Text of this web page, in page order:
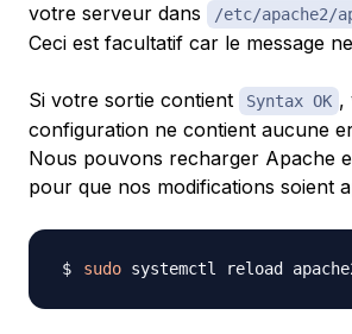
votre serveur dans
/etc/apache2/
Ceci est facultatif car le message
Si votre sortie contient Syntax OK ,
configuration ne contient aucune
Nous pouvons recharger Apache
pour que nos modifications soient
sudo